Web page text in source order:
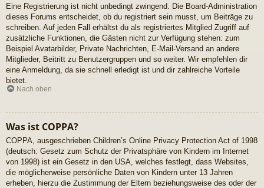
Eine Registrierung ist nicht unbedingt zwingend. Die Board-Administration
dieses Forums entscheidet, ob du registriert sein musst, um Beiträge zu
schreiben. Auf jeden Fall erhältst du als registriertes Mitglied Zugriff auf
zusätzliche Funktionen, die Gästen nicht zur Verfügung stehen: zum
Beispiel Avatarbilder, Private Nachrichten, E-Mail-Versand an andere
Mitglieder, Beitritt zu Benutzergruppen und so weiter. Wir empfehlen dir
eine Anmeldung, da sie schnell erledigt ist und dir zahlreiche Vorteile
bietet.
Nach oben
Was ist COPPA?
COPPA, ausgeschrieben Children’s Online Privacy Protection Act of 1998
(deutsch: Gesetz zum Schutz der Privatsphäre von Kindern im Internet
von 1998) ist ein Gesetz in den USA, welches festlegt, dass Websites,
die möglicherweise persönliche Daten von Kindern unter 13 Jahren
erheben, hierzu die Zustimmung der Eltern beziehungsweise des oder der